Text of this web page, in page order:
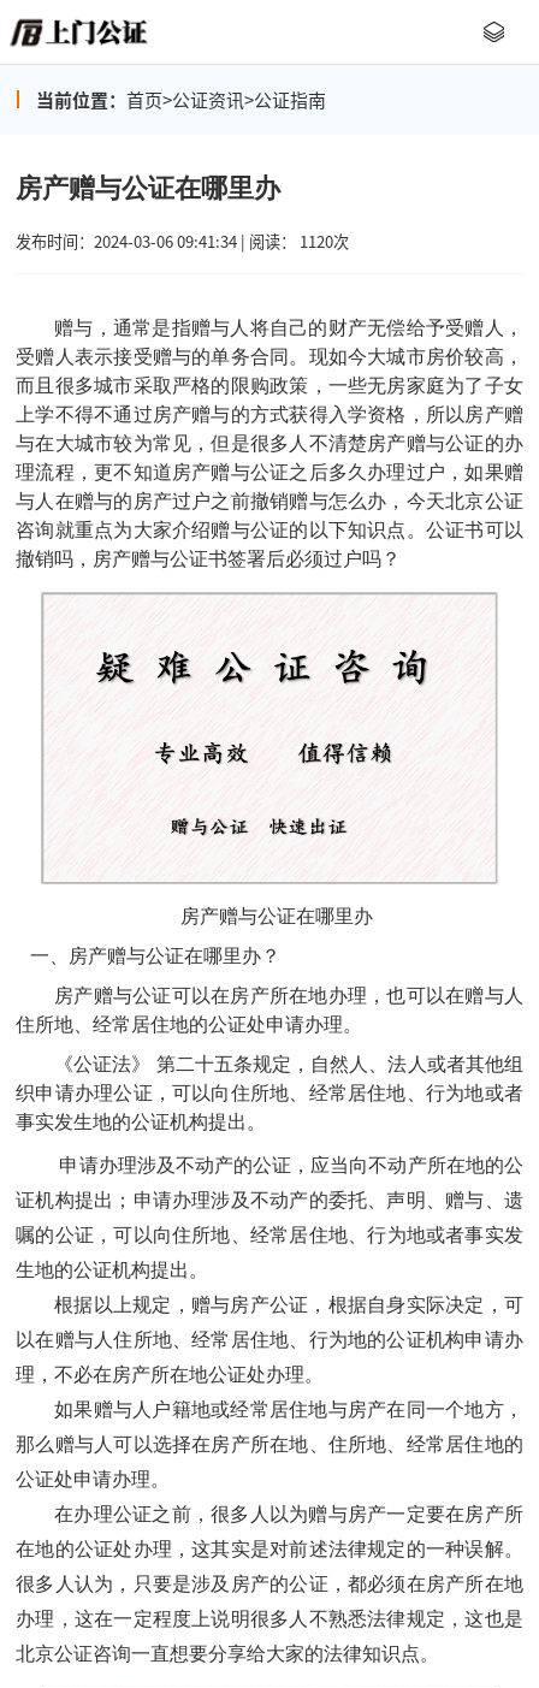
当前位置： 首页>公证资讯>公证指南
房产赠与公证在哪里办
发布时间：2024-03-06 09:41:34 | 阅读： 1120次
赠与，通常是指赠与人将自己的财产无偿给予受赠人，
受赠人表示接受赠与的单务合同。现如今大城市房价较高，
而且很多城市采取严格的限购政策，一些无房家庭为了子女
上学不得不通过房产赠与的方式获得入学资格，所以房产赠
与在大城市较为常见，但是很多人不清楚房产赠与公证的办
理流程，更不知道房产赠与公证之后多久办理过户，如果赠
与人在赠与的房产过户之前撤销赠与怎么办，今天北京公证
咨询就重点为大家介绍赠与公证的以下知识点。公证书可以
撤销吗，房产赠与公证书签署后必须过户吗？
房产赠与公证在哪里办
一、房产赠与公证在哪里办？
房产赠与公证可以在房产所在地办理，也可以在赠与人
住所地、经常居住地的公证处申请办理。
《公证法》
第二十五条规定， 自然人、法人或者其他组
织申请办理公证，可以向住所地、经常居住地、行为地或者
事实发生地的公证机构提出。
申请办理涉及不动产的公证，应当向不动产所在地的公
证机构提出；申请办理涉及不动产的委托、声明、赠与、遗
嘱的公证，可以向住所地、经常居住地、行为地或者事实发
生地的公证机构提出。
根据以上规定，赠与房产公证，根据自身实际决定，可
以在赠与人住所地、经常居住地、行为地的公证机构申请办
理，不必在房产所在地公证处办理。
如果赠与人户籍地或经常居住地与房产在同一个地方，
那么赠与人可以选择在房产所在地、住所地、经常居住地的
公证处申请办理。
在办理公证之前，很多人以为赠与房产一定要在房产所
在地的公证处办理，这其实是对前述法律规定的一种误解。
很多人认为，只要是涉及房产的公证，都必须在房产所在地
办理，这在一定程度上说明很多人不熟悉法律规定，这也是
北京公证咨询一直想要分享给大家的法律知识点。